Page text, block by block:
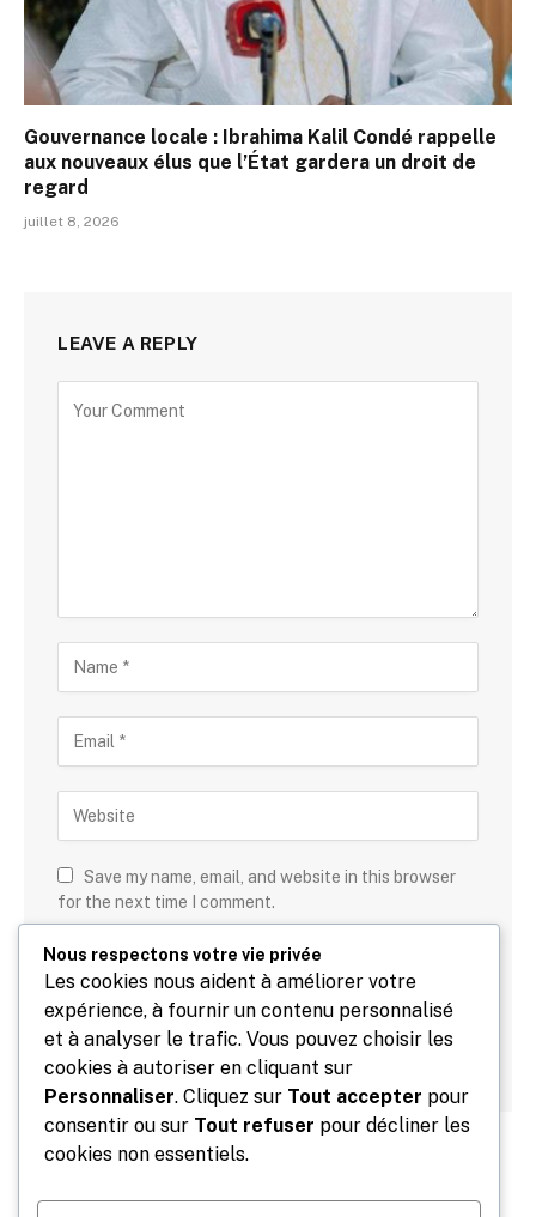
Gouvernance locale : Ibrahima Kalil Condé rappelle
aux nouveaux élus que l’État gardera un droit de
regard
juillet 8, 2026
LEAVE A REPLY
Save my name, email, and website in this browser
for the next time I comment.
+ 9 =10
Nous respectons votre vie privée
Les cookies nous aident à améliorer votre
expérience, à fournir un contenu personnalisé
et à analyser le trafic. Vous pouvez choisir les
cookies à autoriser en cliquant sur
Personnaliser. Cliquez sur Tout accepter pour
consentir ou sur Tout refuser pour décliner les
cookies non essentiels.